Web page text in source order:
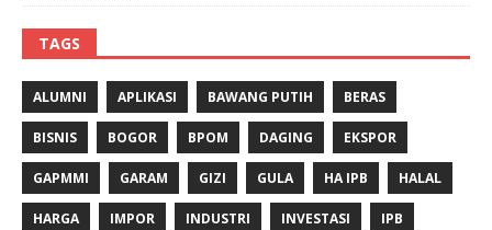
TAGS
ALUMNI APLIKASI BAWANG PUTIH BERAS
BISNIS BOGOR BPOM DAGING EKSPOR
GAPMMI GARAM GIZI GULA HA IPB HALAL
HARGA IMPOR INDUSTRI INVESTASI IPB